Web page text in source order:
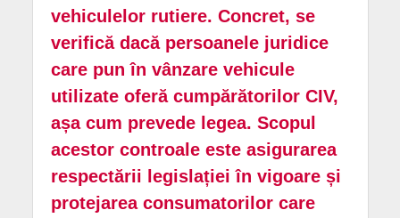
vehiculelor rutiere. Concret, se
verifică dacă persoanele juridice
care pun în vânzare vehicule
utilizate oferă cumpărătorilor CIV,
așa cum prevede legea. Scopul
acestor controale este asigurarea
respectării legislației în vigoare și
protejarea consumatorilor care